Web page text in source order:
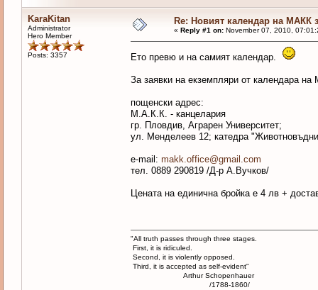
KaraKitan
Administrator
Hero Member
Posts: 3357
Re: Новият календар на МАКК
« Reply #1 on:November 07, 2010,
Ето превю и на самият календар.
За заявки на екземпляри от календара
пощенски адрес:
М.А.К.К. - канцелария
гр. Пловдив, Аграрен Университет;
ул. Менделеев 12; катедра
e-mail: makk.office@gmail.com
тел. 0889 290819 /Д-р А.Вучков/
Цената на единична бройка е 4 лв +
"All truth passes through three stages.
First, it is ridiculed.
Second, it is violently opposed.
Third, it is accepted as self-evident"
Arthur Schopenhauer
/1788-1860/